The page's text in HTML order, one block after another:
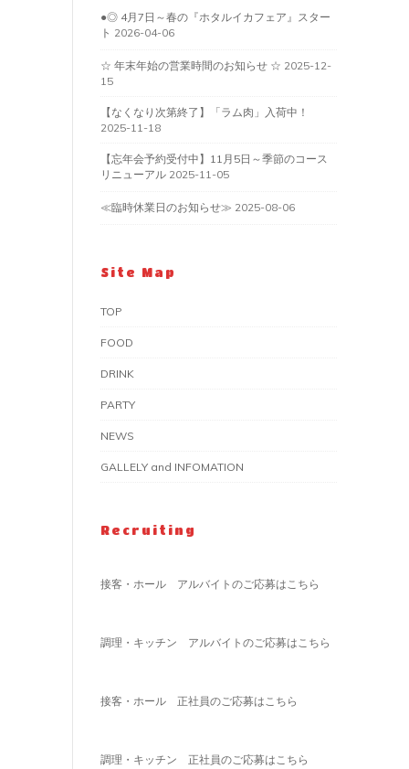
●◎ 4月7日～春の『ホタルイカフェア』スター
ト 2026-04-06
☆ 年末年始の営業時間のお知らせ ☆ 2025-12-
15
【なくなり次第終了】「ラム肉」入荷中！
2025-11-18
【忘年会予約受付中】11月5日～季節のコース
リニューアル 2025-11-05
≪臨時休業日のお知らせ≫ 2025-08-06
Site Map
TOP
FOOD
DRINK
PARTY
NEWS
GALLELY and INFOMATION
Recruiting
接客・ホール アルバイトのご応募はこちら
調理・キッチン アルバイトのご応募はこちら
接客・ホール 正社員のご応募はこちら
調理・キッチン 正社員のご応募はこちら